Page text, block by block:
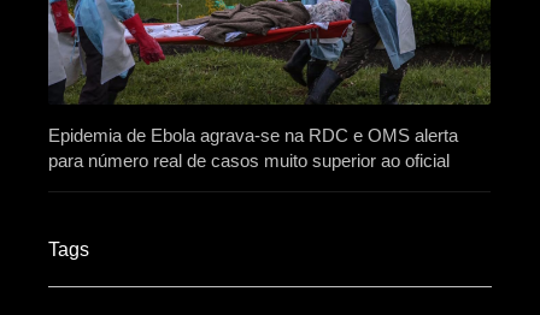
Epidemia de Ebola agrava-se na RDC e OMS alerta
para número real de casos muito superior ao oficial
Tags